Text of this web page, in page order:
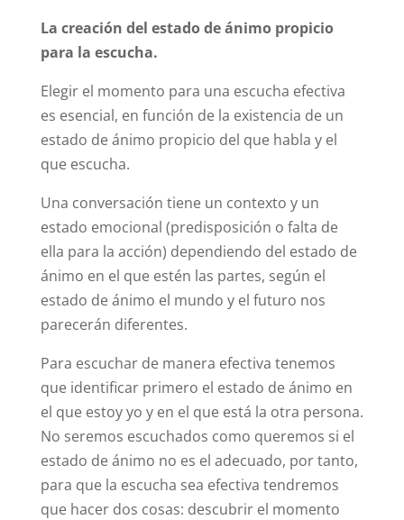
La creación del estado de ánimo propicio
para la escucha.
Elegir el momento para una escucha efectiva
es esencial, en función de la existencia de un
estado de ánimo propicio del que habla y el
que escucha.
Una conversación tiene un contexto y un
estado emocional (predisposición o falta de
ella para la acción) dependiendo del estado de
ánimo en el que estén las partes, según el
estado de ánimo el mundo y el futuro nos
parecerán diferentes.
Para escuchar de manera efectiva tenemos
que identificar primero el estado de ánimo en
el que estoy yo y en el que está la otra persona.
No seremos escuchados como queremos si el
estado de ánimo no es el adecuado, por tanto,
para que la escucha sea efectiva tendremos
que hacer dos cosas: descubrir el momento